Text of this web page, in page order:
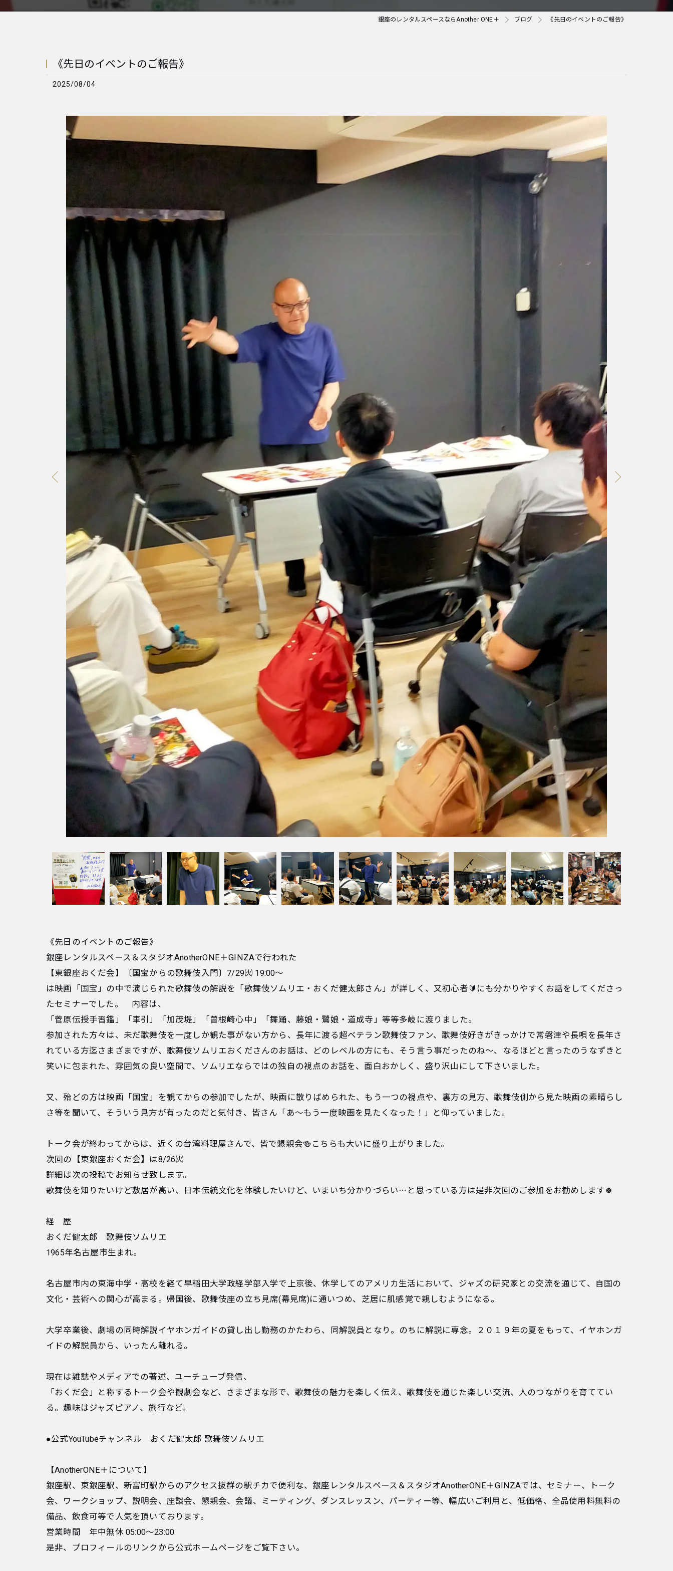
銀座のレンタルスペースならAnother ONE＋ ブログ 《先日のイベントのご報告》
《先日のイベントのご報告》
2025/08/04
《先日のイベントのご報告》
銀座レンタルスペース＆スタジオAnotherONE＋GINZAで行われた
【東銀座おくだ会】〔国宝からの歌舞伎入門〕7/29㈫ 19:00〜
は映画「国宝」の中で演じられた歌舞伎の解説を「歌舞伎ソムリエ・おくだ健太郎さん」が詳しく、又初心者🔰にも分かりやすくお話をしてくださっ
たセミナーでした。 内容は、
「菅原伝授手習鑑」「車引」「加茂堤」「曽根崎心中」「舞踊、藤娘・鷺娘・道成寺」等等多岐に渡りました。
参加された方々は、未だ歌舞伎を一度しか観た事がない方から、長年に渡る超ベテラン歌舞伎ファン、歌舞伎好きがきっかけで常磐津や長唄を長年さ
れている方迄さまざまですが、歌舞伎ソムリエおくださんのお話は、どのレベルの方にも、そう言う事だったのね〜、なるほどと言ったのうなずきと
笑いに包まれた、雰囲気の良い空間で、ソムリエならではの独自の視点のお話を、面白おかしく、盛り沢山にして下さいました。
又、殆どの方は映画「国宝」を観てからの参加でしたが、映画に散りばめられた、もう一つの視点や、裏方の見方、歌舞伎側から見た映画の素晴らし
さ等を聞いて、そういう見方が有ったのだと気付き、皆さん「あ～もう一度映画を見たくなった！」と仰っていました。
トーク会が終わってからは、近くの台湾料理屋さんで、皆で懇親会🍻こちらも大いに盛り上がりました。
次回の【東銀座おくだ会】は8/26㈫
詳細は次の投稿でお知らせ致します。
歌舞伎を知りたいけど敷居が高い、日本伝統文化を体験したいけど、いまいち分かりづらい⋯と思っている方は是非次回のご参加をお勧めします🍀
経 歴
おくだ健太郎 歌舞伎ソムリエ
1965年名古屋市生まれ。
名古屋市内の東海中学・高校を経て早稲田大学政経学部入学で上京後、休学してのアメリカ生活において、ジャズの研究家との交流を通じて、自国の
文化・芸術への関心が高まる。帰国後、歌舞伎座の立ち見席(幕見席)に通いつめ、芝居に肌感覚で親しむようになる。
大学卒業後、劇場の同時解説イヤホンガイドの貸し出し勤務のかたわら、同解説員となり。のちに解説に専念。２０１９年の夏をもって、イヤホンガ
イドの解説員から、いったん離れる。
現在は雑誌やメディアでの著述、ユーチューブ発信、
「おくだ会」と称するトーク会や観劇会など、さまざまな形で、歌舞伎の魅力を楽しく伝え、歌舞伎を通じた楽しい交流、人のつながりを育ててい
る。趣味はジャズピアノ、旅行など。
●公式YouTubeチャンネル おくだ健太郎 歌舞伎ソムリエ
【AnotherONE＋について】
銀座駅、東銀座駅、新富町駅からのアクセス抜群の駅チカで便利な、銀座レンタルスペース＆スタジオAnotherONE＋GINZAでは、セミナー、トーク
会、ワークショップ、説明会、座談会、懇親会、会議、ミーティング、ダンスレッスン、パーティー等、幅広いご利用と、低価格、全品使用料無料の
備品、飲食可等で人気を頂いております。
営業時間 年中無休 05:00〜23:00
是非、プロフィールのリンクから公式ホームページをご覧下さい。